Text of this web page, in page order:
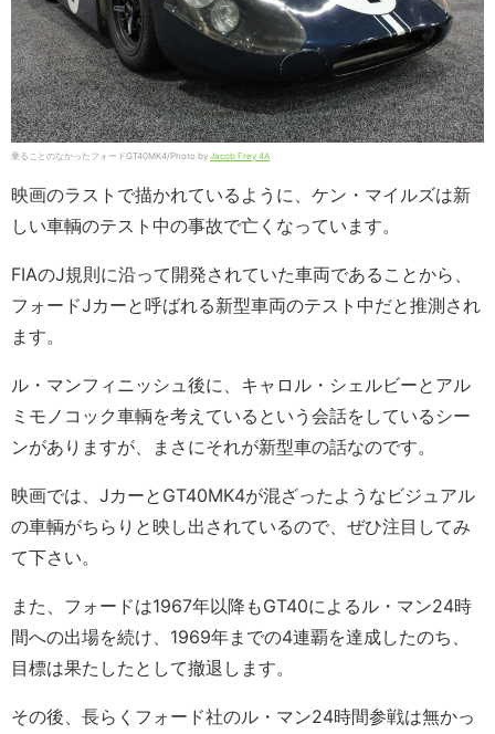
乗ることのなかったフォードGT40MK4/Photo by Jacob Frey 4A
映画のラストで描かれているように、ケン・マイルズは新
しい車輌のテスト中の事故で亡くなっています。
FIAのJ規則に沿って開発されていた車両であることから、
フォードJカーと呼ばれる新型車両のテスト中だと推測され
ます。
ル・マンフィニッシュ後に、キャロル・シェルビーとアル
ミモノコック車輌を考えているという会話をしているシー
ンがありますが、まさにそれが新型車の話なのです。
映画では、JカーとGT40MK4が混ざったようなビジュアル
の車輌がちらりと映し出されているので、ぜひ注目してみ
て下さい。
また、フォードは1967年以降もGT40によるル・マン24時
間への出場を続け、1969年までの4連覇を達成したのち、
目標は果たしたとして撤退します。
その後、長らくフォード社のル・マン24時間参戦は無かっ